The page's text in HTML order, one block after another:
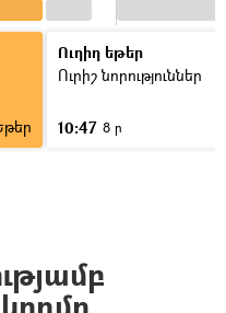
Ուղիղ եթեր
Ուրիշ նորություններ
10:47 8 ր